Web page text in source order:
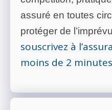
assuré en toutes
protéger de
souscrivez à
moins de 2 minutes